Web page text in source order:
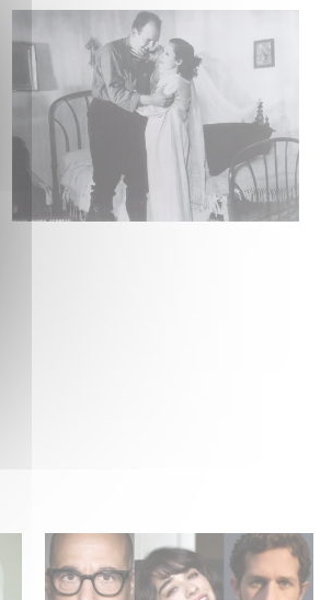
Le riprese di Masterplan
sono ufficialmente iniziate